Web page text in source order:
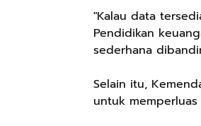
"Kalau data
Pendidikan
sederhana
Selain itu,
untuk